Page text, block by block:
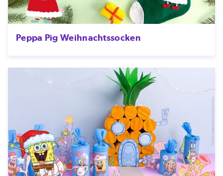
Peppa Pig Weihnachtssocken